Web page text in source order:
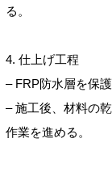
る。
4. 仕上げ工程
– FRP防水層を保
– 施工後、材料の
作業を進める。